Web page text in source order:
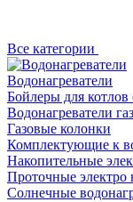
Все категории
Водонагреватели
Бойлеры для котлов
Водонагреватели
Газовые колонки
Комплектующие к
Накопительные
Проточные электро
Солнечные